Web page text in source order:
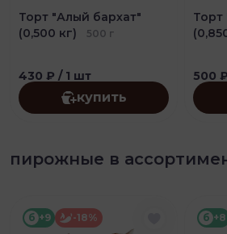
Торт "Алый бархат"
(0,500 кг)
500 г
430 ₽ / 1 шт
купить
Торт
500 ₽
пирожные в
б +9 -18% б +8